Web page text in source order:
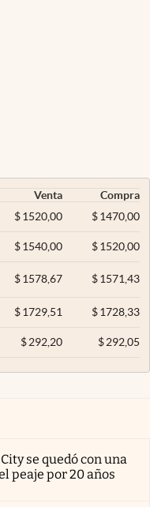
Venta
Compra
$ 1520,00 $1470,00
$ 1540,00 $1520,00
$ 1578,67 $1571,43
$ 1729,51 $1728,33
$ 292,20 $292,05
se quedó con una
peaje por 20 años